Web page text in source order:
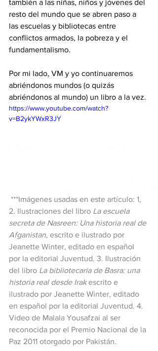
también a las niñas, niños y jóvenes del
resto del mundo que se abren paso a
las escuelas y bibliotecas entre
conflictos armados, la pobreza y el
fundamentalismo.
Por mi lado, VM y yo continuaremos
abriéndonos mundos (o quizás
abriéndonos al mundo) un libro a la vez.
https://www.youtube.com/watch?
v=B2ykYWxR3JY
2. Ilustraciones del libro La escuela
secreta de Nasreen: Una historia real de
Afganistan, escrito e ilustrado por
Jeanette Winter, editado en español
por la editorial Juventud. 3. Ilustración
del libro La bibliotecaria de Basra: una
historia real desde Irak escrito e
ilustrado por Jeanette Winter, editado
en español por la editorial Juventud. 4.
Video de Malala Yousafzai al ser
reconocida por el Premio Nacional de la
Paz 2011 otorgado por Pakistán.